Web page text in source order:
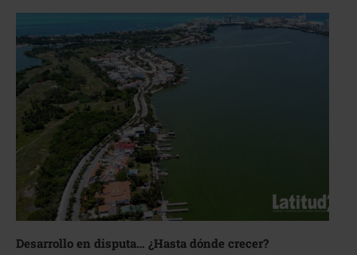
Desarrollo en disputa… ¿Hasta dónde crecer?